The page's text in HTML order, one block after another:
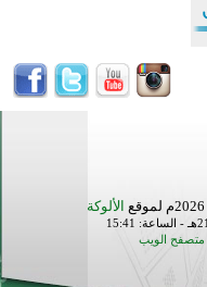
3000 متسابق
الألوكة
متصفح الويب